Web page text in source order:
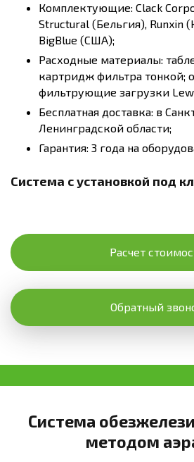
Комплектующие: Clack
Structural (Бельгия), Runxin
BigBlue (США);
Расходные материалы:
картридж фильтра тонкой;
фильтрующие загрузки
Бесплатная доставка: в
Ленинградской области;
Гарантия: 3 года на
Система с установкой под
Расчет
Обратный
Система
методом